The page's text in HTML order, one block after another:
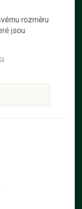
rozměru
jsou
např.
děti.